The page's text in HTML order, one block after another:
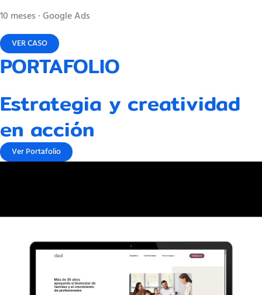
10 meses · Google Ads
VER CASO
PORTAFOLIO
Estrategia y creatividad
en acción
Ver Portafolio